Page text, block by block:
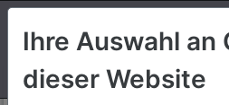
Ihre Auswahl an
dieser Website